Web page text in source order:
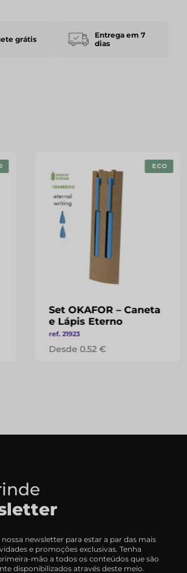
grátis
Entrega em 7
dias
ECO
Set OKAFOR – Caneta
e Lápis Eterno
ref. 21923
Desde 0.52 €
nossa newsletter para estar a par das mais
e promoções exclusivas. Tenha
mão a todos os conteúdos que são
disponibilizados através deste meio.